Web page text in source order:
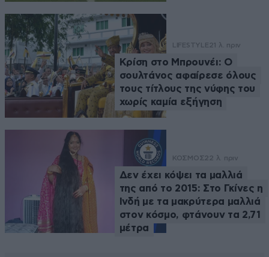
LIFESTYLE21 λ. πριν
Κρίση στο Μπρουνέι: Ο
σουλτάνος αφαίρεσε όλους
τους τίτλους της νύφης του
χωρίς καμία εξήγηση
ΚΟΣΜΟΣ22 λ. πριν
Δεν έχει κόψει τα μαλλιά
της από το 2015: Στο Γκίνες η
Ινδή με τα μακρύτερα μαλλιά
στον κόσμο, φτάνουν τα 2,71
μέτρα